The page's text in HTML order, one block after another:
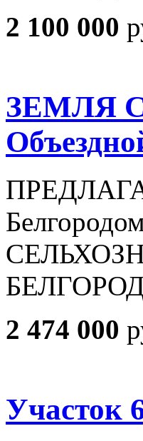
2 100 000
ЗЕМЛЯ С/
2 474 000
Участок